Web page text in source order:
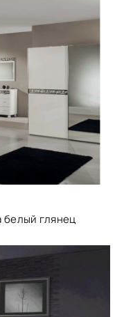
белый глянец